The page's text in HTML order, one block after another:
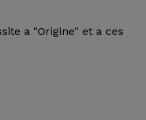
a "Origine" et a ces